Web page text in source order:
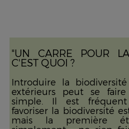
"UN CARRE POUR LA
C'EST QUOI ?
Introduire la
extérieurs peut se
simple. Il est
favoriser la biodiversité
mais la première